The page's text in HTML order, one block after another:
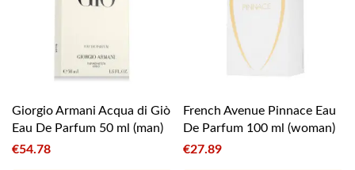
Giorgio Armani Acqua di Giò
Eau De Parfum 50 ml (man)
€54.78
French Avenue Pinnace Eau
De Parfum 100 ml (woman)
€27.89